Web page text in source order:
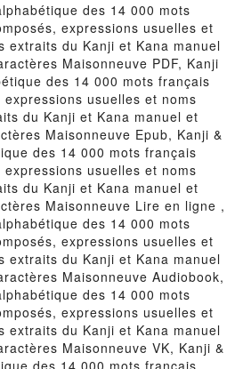
des 14 000 mots
expressions usuelles et
extraits du Kanji et Kana manuel
Maisonneuve PDF, Kanji
des 14 000 mots français
usuelles et noms
du Kanji et Kana manuel et
Maisonneuve Epub, Kanji &
des 14 000 mots français
usuelles et noms
du Kanji et Kana manuel et
Maisonneuve Lire en ligne ,
des 14 000 mots
expressions usuelles et
extraits du Kanji et Kana manuel
Maisonneuve Audiobook,
des 14 000 mots
expressions usuelles et
extraits du Kanji et Kana manuel
Maisonneuve VK, Kanji &
des 14 000 mots français